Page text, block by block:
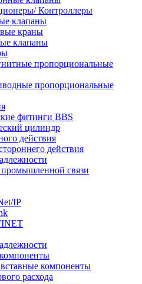
Контроллеры
клапаны
краны
клапаны
пропорциональные
пропорциональные
фитинги BBS
цилиндр
действия
действия
связи
IP
компоненты
расхода